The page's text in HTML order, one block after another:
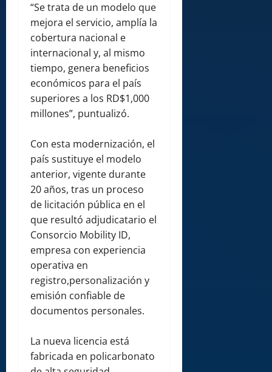
“Se trata de un modelo que
mejora el servicio, amplía la
cobertura nacional e
internacional y, al mismo
tiempo, genera beneficios
económicos para el país
superiores a los RD$1,000
millones”, puntualizó.
Con esta modernización, el
país sustituye el modelo
anterior, vigente durante
20 años, tras un proceso
de licitación pública en el
que resultó adjudicatario el
Consorcio Mobility ID,
empresa con experiencia
operativa en
registro,personalización y
emisión confiable de
documentos personales.
La nueva licencia está
fabricada en policarbonato